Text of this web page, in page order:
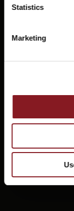
Statistics
Marketing
Email